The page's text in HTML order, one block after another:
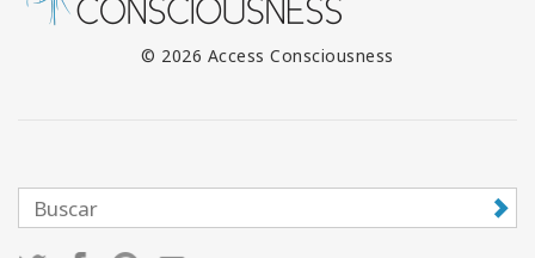
© 2026 Access Consciousness